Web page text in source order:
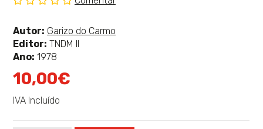
classificação
Autor: Ver
mais
sobre
Garizo do Carmo
Editor: TNDM II
Ano: 1978
10,00€
IVA Incluído